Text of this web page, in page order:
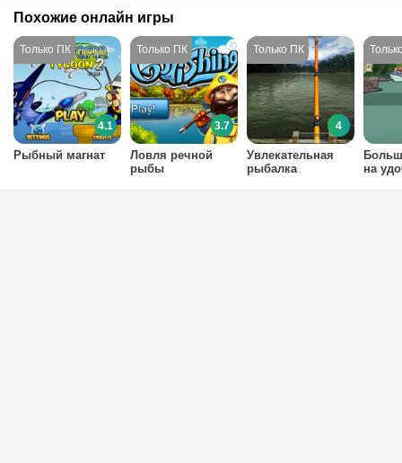
Похожие онлайн игры
Рыбный магнат
4.1
Ловля речной
рыбы
3.7
Увлекательная
рыбалка
4
на